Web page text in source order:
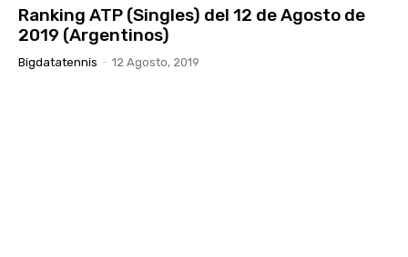
Ranking ATP (Singles) del 12 de Agosto de
2019 (Argentinos)
Bigdatatennis - 12 Agosto, 2019